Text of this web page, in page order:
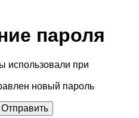
пароля
использовали при
новый пароль